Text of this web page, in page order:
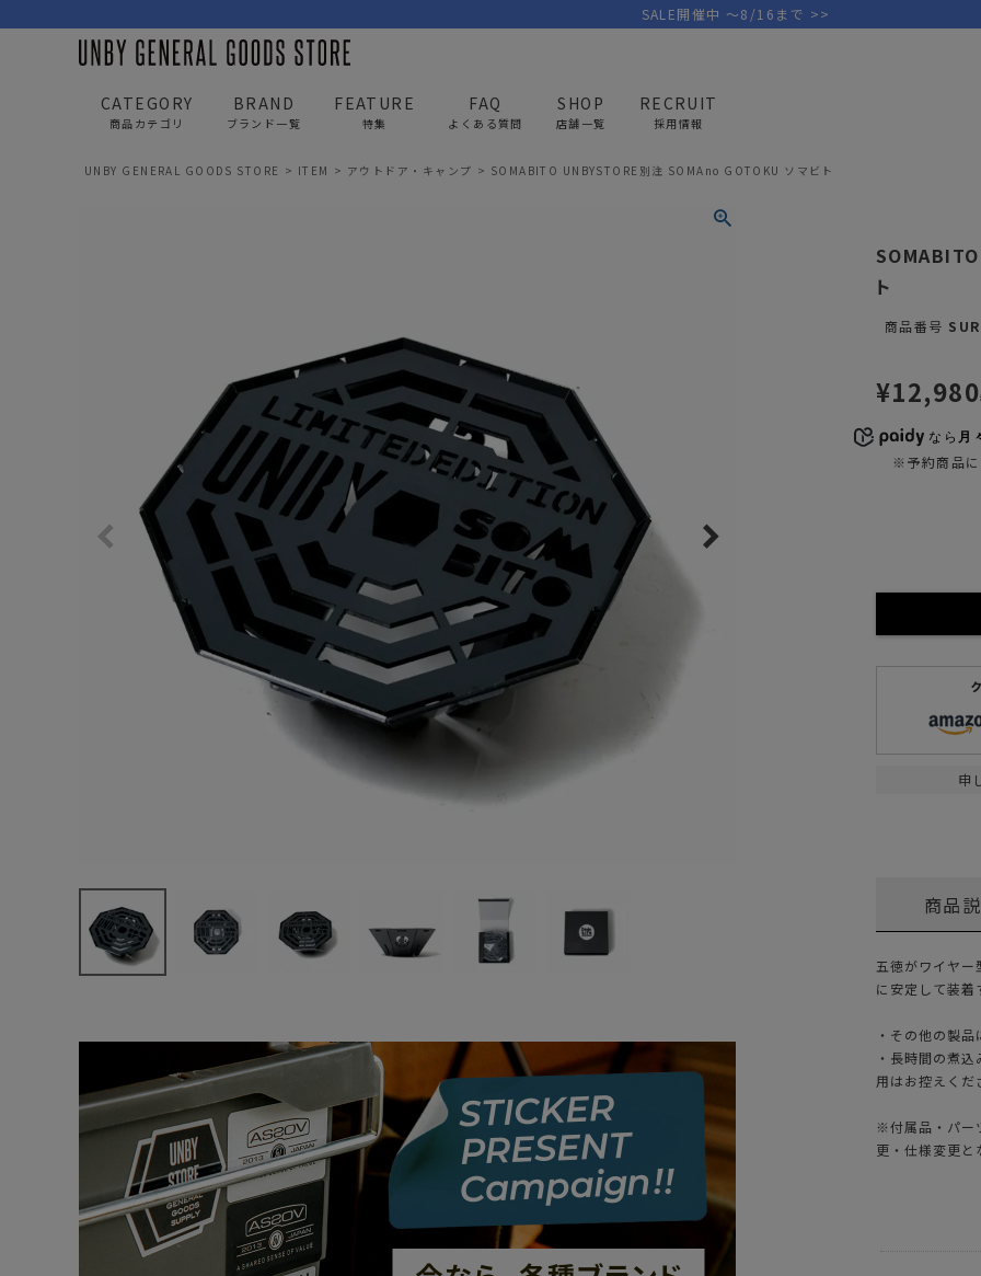
CATEGORY
商品カテゴリ
ビジネスバッグ
トートバッグ/ボストン
ポーチ・クラッチ
アウター
パンツ
キャップ/帽子
シューズ/靴下
サングラス/メガネ
時計
その他
焚き火/ストーブ
フィールドギア
ゴ
キャディバ
クラブケー
ウェア/ア
その他グッ
BRAND
ブランド一覧
PICK UP BRAND
AS2OV AS2OV GOLF
FEATURE
特集
FAQ
よくある質問
SHOP
店舗一覧
RECRUIT
採用情報
SALE開催中 ～8/16まで >>
UNBY GENERAL GOODS STORE ITEM アウトドア・キャンプ SOMABITO UNBYSTORE別注 SOMAno GOTOKU ソマビト
ト
商品番号
¥12,980
なら 月
※予約商品に
申
商品
五徳がワイヤ
に安定して装着
・その他の製
・長時間の煮
用はお控えくだ
※付属品・パー
更・仕様変更と